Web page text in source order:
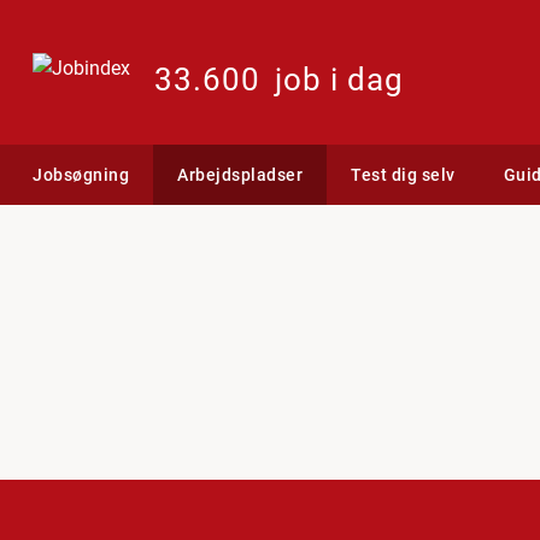
33.600 job i dag
Jobsøgning Arbejdspladser Test dig selv